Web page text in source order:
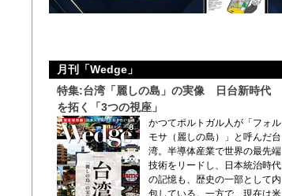
月刊「Wedge」
特集:台湾「麗しの島」の実像 日台新時代
を拓く「3つの視座」
かつてポルトガル人が「フォル
モサ（麗しの島）」と呼んだ台
湾。半導体産業で世界の最先端
技術をリードし、日本統治時代
の記憶も、歴史の一部として内
包している。一方で、現在は米